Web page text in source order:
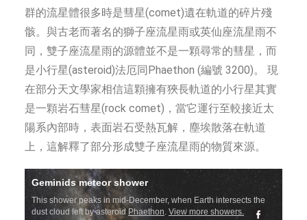
群的流星體很多時是彗星(comet)遺在軌道的碎片殘
骸。與古老而著名的獅子座流星雨或英仙座流星雨不
同，雙子座流星雨的源體並不是一顆尋常的彗星，而
是小行星(asteroid)法厄同Phaethon (編號 3200)。 現
在部分天文學家相信這顆擁有狹長軌道的小行星其實
是一顆岩石彗星(rock comet)，當它運行至較接近太
陽系內部時，表面岩石受熱瓦解，塵埃散落在軌道
上，這解釋了部分形成雙子座流星雨的物質來源。